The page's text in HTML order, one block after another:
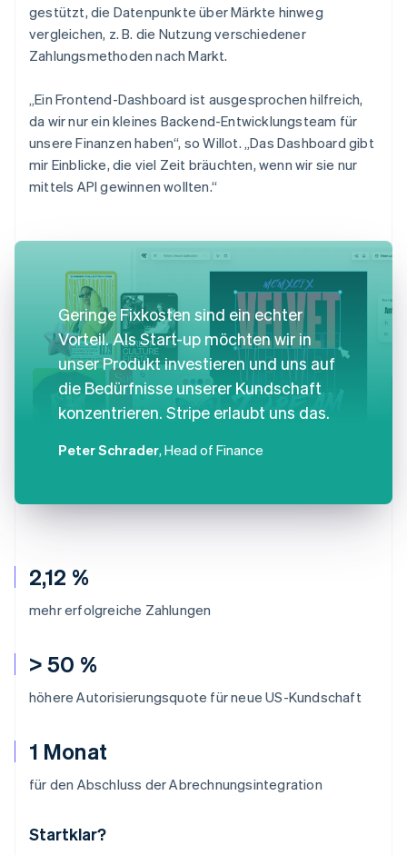
2,12 %
mehr erfolgreiche Zahlungen
> 50 %
höhere Autorisierungsquote für neue US-Kundschaft
1 Monat
für den Abschluss der Abrechnungsintegration
Startklar?
gestützt, die Datenpunkte über Märkte hinweg
vergleichen, z. B. die Nutzung verschiedener
Zahlungsmethoden nach Markt.
„Ein Frontend-Dashboard ist ausgesprochen hilfreich,
da wir nur ein kleines Backend-Entwicklungsteam für
unsere Finanzen haben“, so Willot. „Das Dashboard gibt
mir Einblicke, die viel Zeit bräuchten, wenn wir sie nur
mittels API gewinnen wollten.“
Geringe Fixkosten sind ein echter
Vorteil. Als Start-up möchten wir in
unser Produkt investieren und uns auf
die Bedürfnisse unserer Kundschaft
konzentrieren. Stripe erlaubt uns das.
Peter Schrader, Head of Finance
Australien